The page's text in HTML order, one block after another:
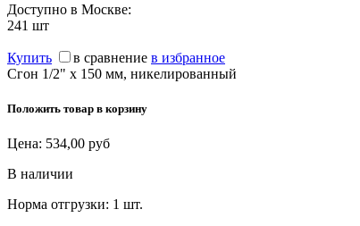
Доступно в Москве:
241 шт
Купить в сравнение в избранное
Сгон 1/2" х 150 мм, никелированный
Положить товар в корзину
Цена: 534,00 руб
В наличии
Норма отгрузки: 1 шт.